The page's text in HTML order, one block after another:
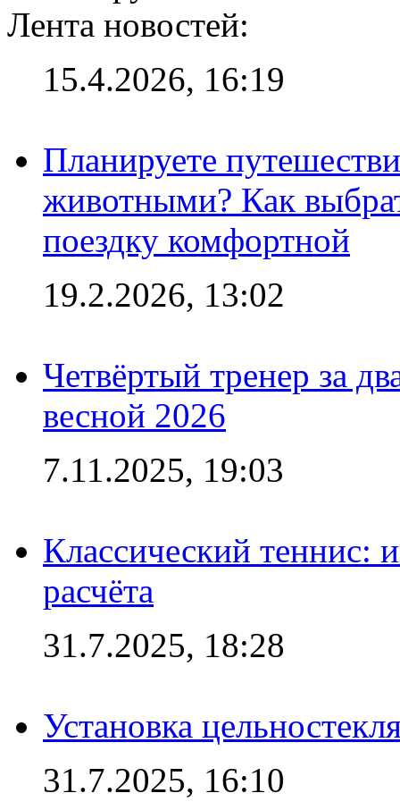
Лента новостей:
15.4.2026, 16:19
Планируете
животными? Как
поездку комфортной
19.2.2026, 13:02
Четвёртый тренер за
весной 2026
7.11.2025, 19:03
Классический теннис:
расчёта
31.7.2025, 18:28
Установка
31.7.2025, 16:10